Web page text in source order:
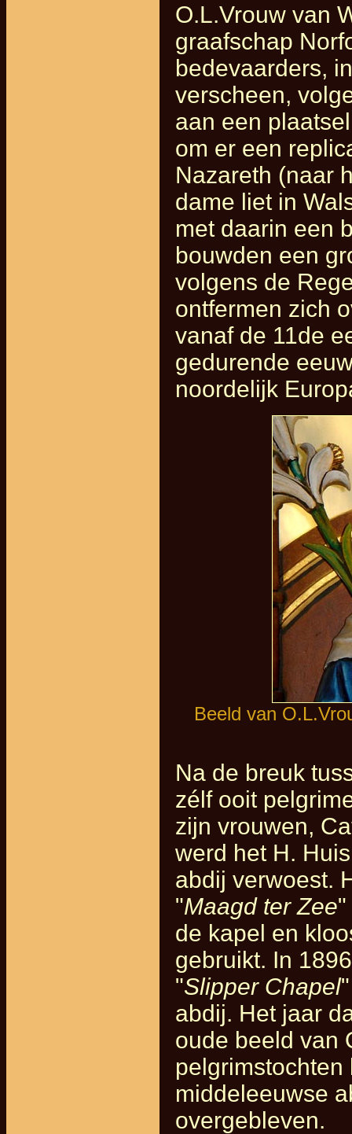
O.L.Vrouw van
graafschap
bedevaarders,
verscheen,
aan een
om er een
Nazareth (naar
dame liet in
met daarin een
bouwden een
volgens de
ontfermen zich
vanaf de 11de
gedurende
noordelijk
Beeld van
Na de breuk
zélf ooit
zijn vrouwen,
werd het H.
abdij verwoest.
"Maagd ter Zee"
de kapel en
gebruikt. In
"Slipper Chapel
abdij. Het jaar
oude beeld van
middeleeuwse
overgebleven.